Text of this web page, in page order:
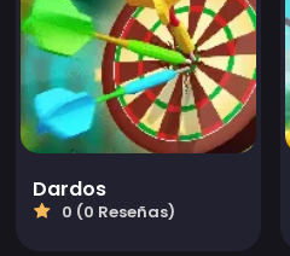
Dardos
0 (0 Reseñas)